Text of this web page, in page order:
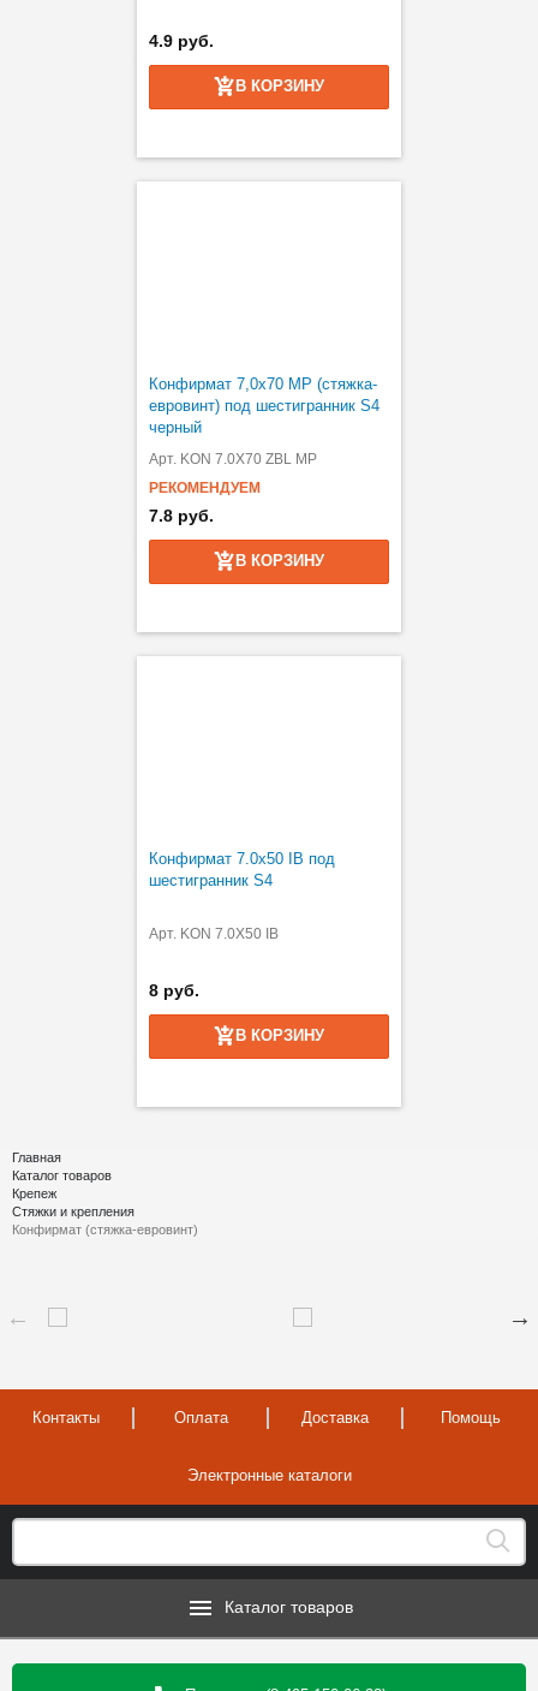
4.9 руб.
В КОРЗИНУ
Конфирмат 7,0х70 MP (стяжка-
евровинт) под шестигранник S4
черный
Арт. KON 7.0X70 ZBL MP
РЕКОМЕНДУЕМ
7.8 руб.
В КОРЗИНУ
Конфирмат 7.0x50 IB под
шестигранник S4
Арт. KON 7.0X50 IB
8 руб.
В КОРЗИНУ
Главная
Каталог товаров
Крепеж
Стяжки и крепления
Конфирмат (стяжка-евровинт)
Контакты Оплата Доставка Помощь
Электронные каталоги
Каталог товаров